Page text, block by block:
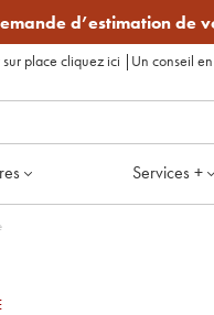
d’estimation de
sur place cliquez ici | Un conseil
Services +